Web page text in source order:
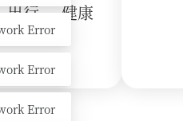
出行 健康